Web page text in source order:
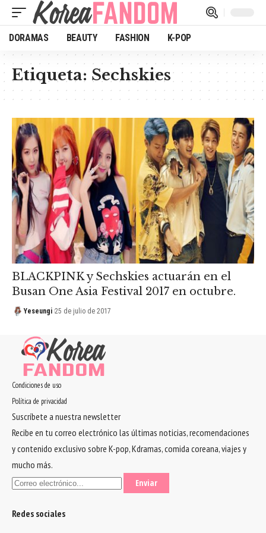
DORAMAS BEAUTY FASHION K-POP
Etiqueta: Sechskies
BLACKPINK y Sechskies actuarán en el
Busan One Asia Festival 2017 en octubre.
Yeseungi 25 de julio de 2017
Condiciones de uso
Política de privacidad
Suscríbete a nuestra newsletter
Recibe en tu correo electrónico las últimas noticias, recomendaciones
y contenido exclusivo sobre K-pop, Kdramas, comida coreana, viajes y
mucho más.
Redes sociales